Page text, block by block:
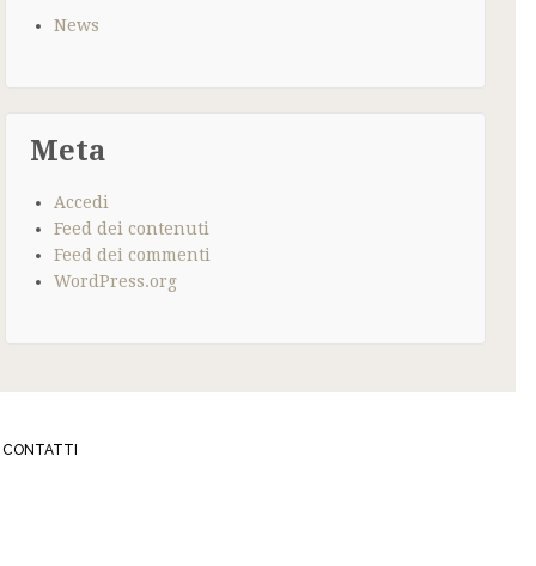
News
Meta
Accedi
Feed dei contenuti
Feed dei commenti
WordPress.org
CONTATTI